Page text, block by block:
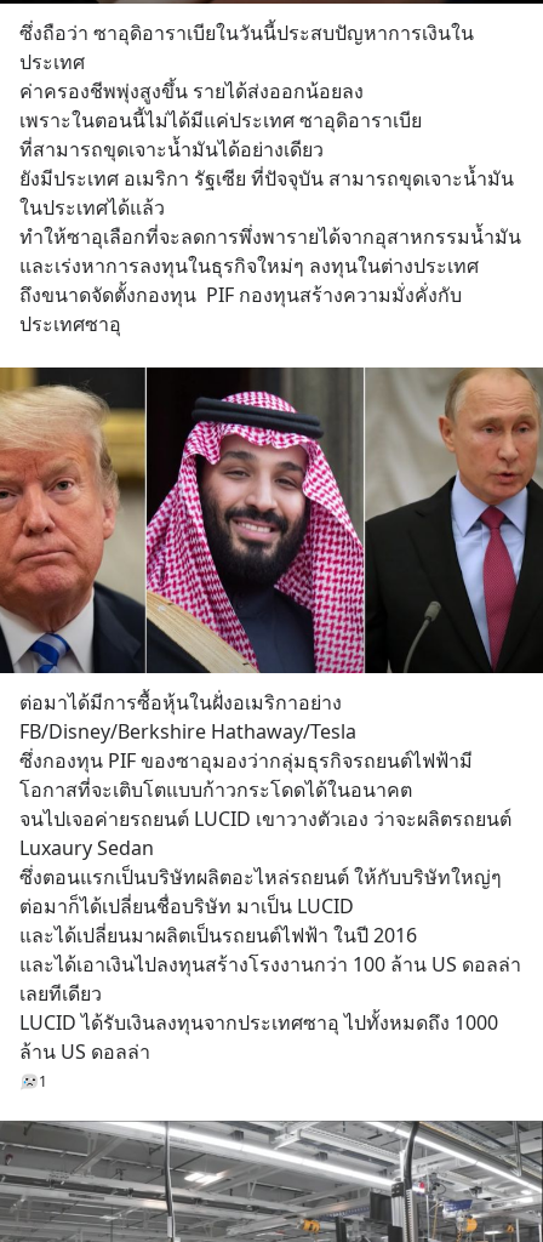
ซึ่งถือว่า ซาอุดิอาราเบียในวันนี้ประสบปัญหาการเงินใน
ประเทศ
ค่าครองชีพพุ่งสูงขึ้น รายได้ส่งออกน้อยลง
เพราะในตอนนี้ไม่ได้มีแค่ประเทศ ซาอุดิอาราเบีย
ที่สามารถขุดเจาะน้ำมันได้อย่างเดียว
ยังมีประเทศ อเมริกา รัฐเซีย ที่ปัจจุบัน สามารถขุดเจาะน้ำมัน
ในประเทศได้แล้ว
ทำให้ซาอุเลือกที่จะลดการพึ่งพารายได้จากอุสาหกรรมน้ำมัน
และเร่งหาการลงทุนในธุรกิจใหม่ๆ ลงทุนในต่างประเทศ
ถึงขนาดจัดตั้งกองทุน  PIF กองทุนสร้างความมั่งคั่งกับ
ประเทศซาอุ
ต่อมาได้มีการซื้อหุ้นในฝั่งอเมริกาอย่าง
FB/Disney/Berkshire Hathaway/Tesla
ซึ่งกองทุน PIF ของซาอุมองว่ากลุ่มธุรกิจรถยนต์ไฟฟ้ามี
โอกาสที่จะเติบโตแบบก้าวกระโดดได้ในอนาคต
จนไปเจอค่ายรถยนต์ LUCID เขาวางตัวเอง ว่าจะผลิตรถยนต์
Luxaury Sedan
ซึ่งตอนแรกเป็นบริษัทผลิตอะไหล่รถยนต์ ให้กับบริษัทใหญ่ๆ
ต่อมาก็ได้เปลี่ยนชื่อบริษัท มาเป็น LUCID
และได้เปลี่ยนมาผลิตเป็นรถยนต์ไฟฟ้า ในปี 2016
และได้เอาเงินไปลงทุนสร้างโรงงานกว่า 100 ล้าน US ดอลล่า
เลยทีเดียว
LUCID ได้รับเงินลงทุนจากประเทศซาอุ ไปทั้งหมดถึง 1000
ล้าน US ดอลล่า
1